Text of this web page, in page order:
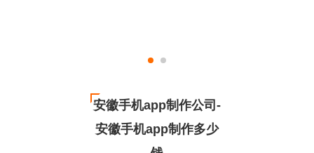
安徽手机app制作公司-
安徽手机app制作多少